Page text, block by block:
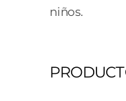
niños.